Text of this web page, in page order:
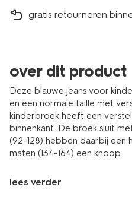
gratis retourneren
over dit product
Deze blauwe jeans voor
en een normale taille met
kinderbroek heeft een
binnenkant. De broek sluit
(92-128) hebben daarbij een
maten (134-164) een knoop.
lees verder